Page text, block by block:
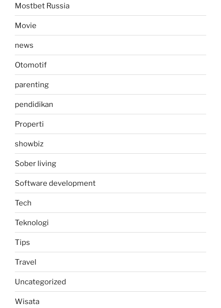
Mostbet Russia
Movie
news
Otomotif
parenting
pendidikan
Properti
showbiz
Sober living
Software development
Tech
Teknologi
Tips
Travel
Uncategorized
Wisata